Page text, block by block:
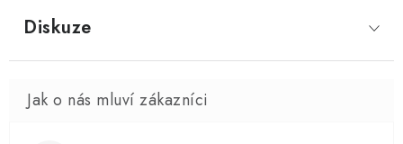
Diskuze